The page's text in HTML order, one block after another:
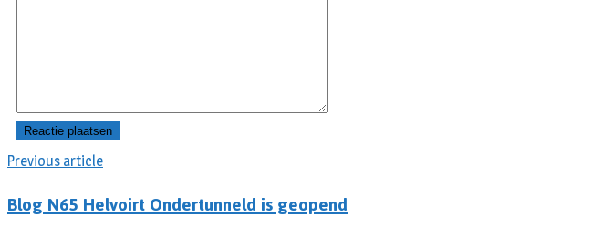
Previous article
Blog N65 Helvoirt Ondertunneld is geopend